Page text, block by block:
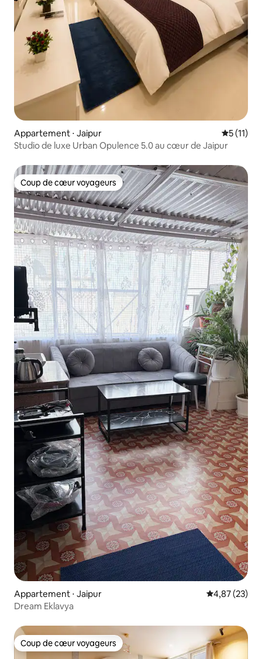
Appartement ⋅ Jaipur
5 (11)
Studio de luxe Urban Opulence 5.0 au cœur de Jaipur
Coup de cœur voyageurs
Coup de cœur voyageurs
Appartement ⋅ Jaipur Évaluation
4,87 (23)
Dream Eklavya
Coup de cœur voyageurs
Coup de cœur voyageurs